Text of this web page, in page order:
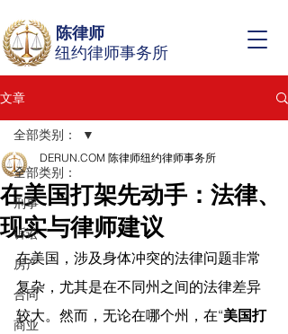
纽约律师事务所
陈律师
文章
全部类别：
刑事
诉讼
房产
合同
商业
全部类别：
在美国打架先动手：法律、
现实与律师建议
DERUN.COM 陈律师纽约律师事务所
在美国，涉及身体冲突的法律问题非常
复杂，尤其是在不同州之间的法律差异
较大。然而，无论在哪个州，在“美国打